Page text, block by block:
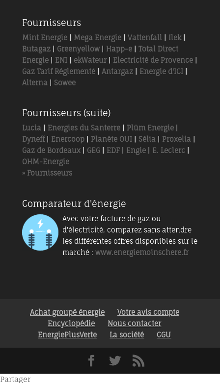
Fournisseurs
Mint Energie| Mega Energie| Vattenfall Ilek|
Butagaz| Greenyellow| Happ-e| Total Direct
Energie| ENI| ekWateur| Electricité de Provence|
Gaz Tarif Réglementé| Antargaz| Energie d'ICI|
Alterna
Sowee
Fournisseurs (suite)
Lucia| Energies du Santerre| Plüm Energie|
Dyneff| Enercoop| Planète OUI| Sélia| Proxelia|
Gaz de Bordeaux| GEG| EDF| Engie| E. Leclerc|
OHM-Energie
» Fournisseurs
Comparateur d'énergie
Avec votre facture de gaz ou
d'électricité, comparez sans attendre
les différentes offres disponibles sur le
marché : www.energiemoinschere.fr
Achat groupé énergie
Votre avis compte
Encyclopédie
Nous contacter
EnergiePlusVerte
La société CGU